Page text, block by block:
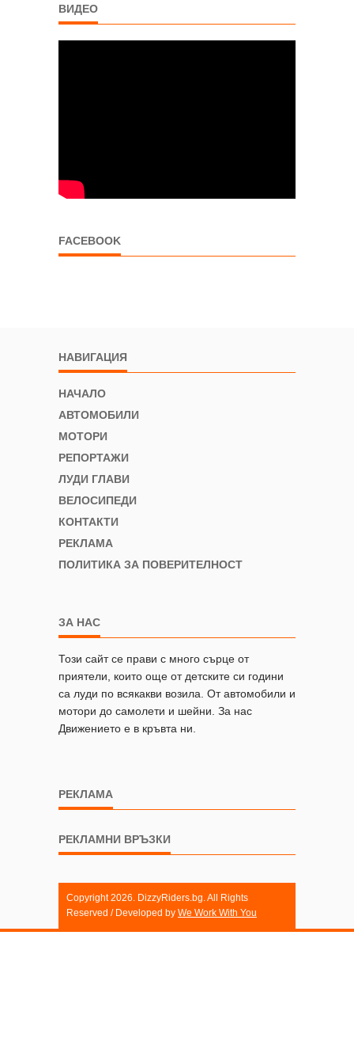
ВИДЕО
FACEBOOK
НАВИГАЦИЯ
НАЧАЛО
АВТОМОБИЛИ
МОТОРИ
РЕПОРТАЖИ
ЛУДИ ГЛАВИ
ВЕЛОСИПЕДИ
КОНТАКТИ
РЕКЛАМА
ПОЛИТИКА ЗА ПОВЕРИТЕЛНОСТ
ЗА НАС
Този сайт се прави с много сърце от
приятели, които още от детските си години
са луди по всякакви возила. От автомобили и
мотори до самолети и шейни. За нас
Движението е в кръвта ни.
РЕКЛАМА
РЕКЛАМНИ ВРЪЗКИ
Copyright 2026. DizzyRiders.bg. All Rights
Reserved / Developed by We Work With You